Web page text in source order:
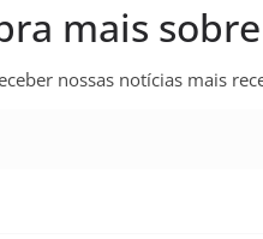
mais
nossas notícias mais